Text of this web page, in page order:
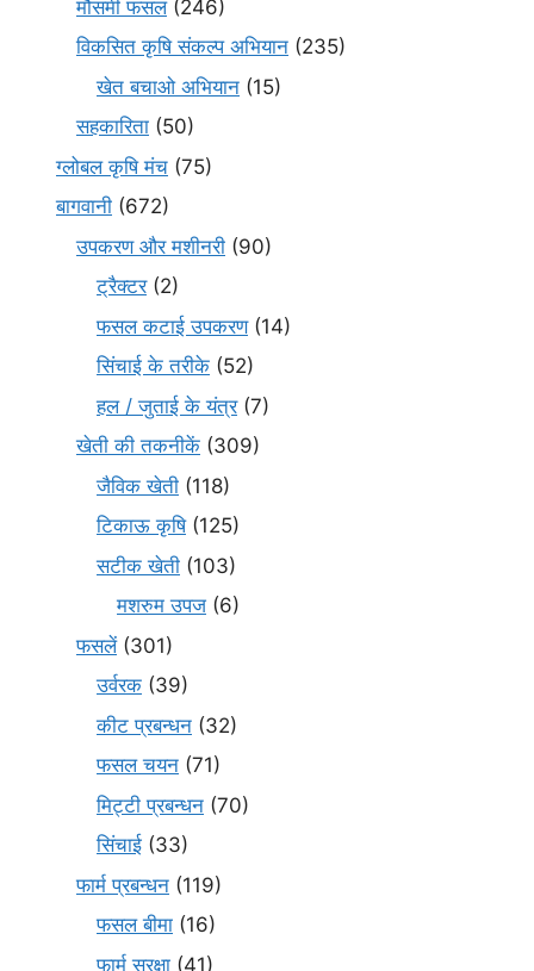
मौसमी फसल(246)
विकसित कृषि संकल्प अभियान (235)
खेत बचाओ अभियान (15)
सहकारिता (50)
ग्लोबल कृषि मंच (75)
बागवानी (672)
उपकरण और मशीनरी (90)
ट्रैक्टर(2)
फसल कटाई उपकरण(14)
सिंचाई के तरीके (52)
हल / जुताई के यंत्र(7)
खेती की तकनीकें (309)
जैविक खेती (118)
टिकाऊ कृषि(125)
सटीक खेती (103)
मशरुम उपज (6)
फसलें(301)
उर्वरक (39)
कीट प्रबन्धन (32)
फसल चयन (71)
मि‌ट्टी प्रबन्धन (70)
सिंचाई (33)
फार्म प्रबन्धन (119)
फसल बीमा (16)
फार्म सुरक्षा (41)